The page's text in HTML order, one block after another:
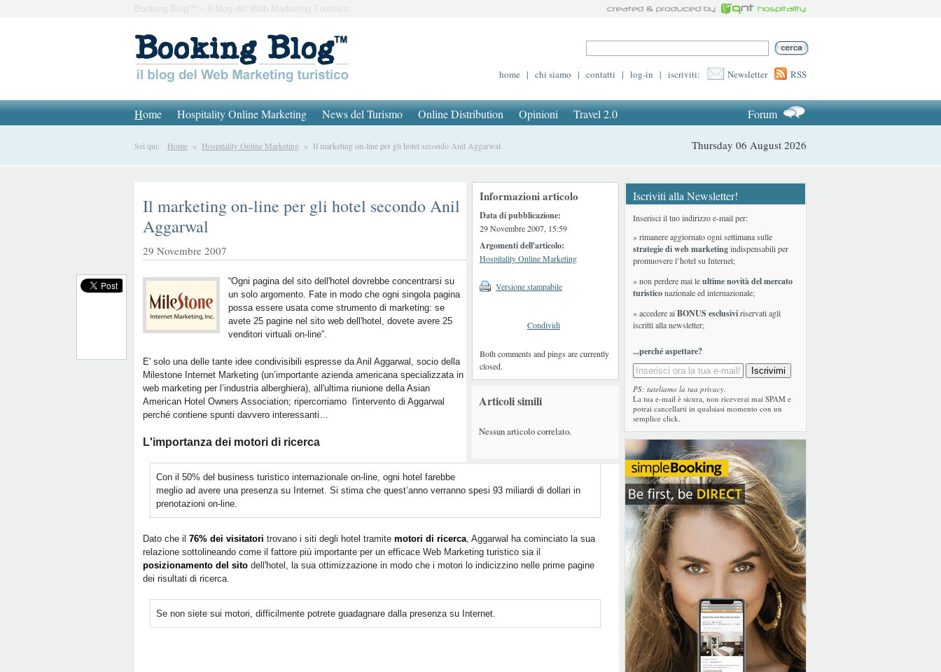
Booking Blog™ – Il blog del Web Marketing Turistico
home | chi siamo | contatti | log-in | iscriviti: Newsletter RSS
Home Hospitality Online Marketing News del Turismo Online Distribution Opinioni Travel 2.0 Forum
Sei qui: Home » Hospitality Online Marketing » Il marketing on-line per gli hotel secondo Anil Aggarwal Thursday 06 August 2026
Informazioni articolo
Data di pubblicazione:
29 Novembre 2007, 15:59
Argomenti dell'articolo:
Hospitality Online Marketing
Versione stampabile
Condividi
Both comments and pings are currently
closed.
Articoli simili
Nessun articolo correlato.
Il marketing on-line per gli hotel secondo Anil
Aggarwal
29 Novembre 2007
“Ogni pagina del sito dell'hotel dovrebbe concentrarsi su
un solo argomento. Fate in modo che ogni singola pagina
possa essere usata come strumento di marketing: se
avete 25 pagine nel sito web dell'hotel, dovete avere 25
venditori virtuali on-line”.
E' solo una delle tante idee condivisibili espresse da Anil Aggarwal, socio della
Milestone Internet Marketing (un’importante azienda americana specializzata in
web marketing per l’industria alberghiera), all'ultima riunione della Asian
American Hotel Owners Association; ripercorriamo l'intervento di Aggarwal
perché contiene spunti davvero interessanti…
L'importanza dei motori di ricerca
Con il 50% del business turistico internazionale on-line, ogni hotel farebbe
meglio ad avere una presenza su Internet. Si stima che quest’anno verranno spesi 93 miliardi di dollari in
prenotazioni on-line.
Dato che il 76% dei visitatori trovano i siti degli hotel tramite motori di ricerca, Aggarwal ha cominciato la sua
relazione sottolineando come il fattore più importante per un efficace Web Marketing turistico sia il
posizionamento del sito dell'hotel, la sua ottimizzazione in modo che i motori lo indicizzino nelle prime pagine
dei risultati di ricerca.
Se non siete sui motori, difficilmente potrete guadagnare dalla presenza su Internet.
Iscriviti alla Newsletter!
Inserisci il tuo indirizzo e-mail per:
» rimanere aggiornato ogni settimana sulle
strategie di web marketingindispensabili per
promuovere l’hotel su Internet;
» non perdere mai leultime novità del mercato
turisticonazionale ed internazionale;
» accedere aiBONUS esclusiviriservati agli
iscritti alla newsletter;
...perché aspettare?
PS: tuteliamo la tua privacy.
La tua e-mail è sicura, non riceverai mai SPAM e
potrai cancellarti in qualsiasi momento con un
semplice click.